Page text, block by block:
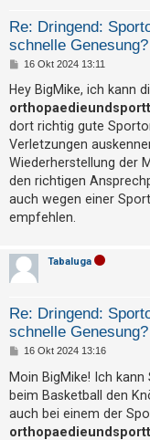
n
b
e
a
n
t
w
o
r
t
t
T
h
e
m
e
n
Re: Dringend:
schnelle Genesung?
B
i
r
a
g
16 Okt 2024 13:11
Hey BigMike, ich kann
dort richtig gute
Verletzungen
Wiederherstellung der
den richtigen
auch wegen einer
empfehlen.
Tabaluga
Re: Dringend:
schnelle Genesung?
B
i
t
r
a
g
16 Okt 2024 13:16
Moin BigMike! Ich
beim Basketball den
auch bei einem der